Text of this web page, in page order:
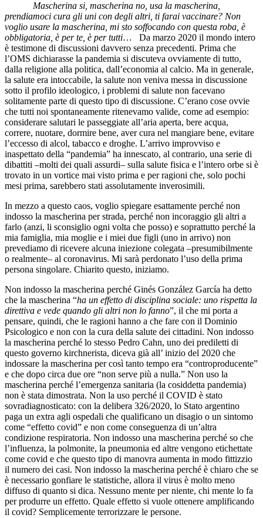
Mascherina si, mascherina no, usa la mascherina,
prendiamoci cura gli uni con degli altri, ti farai vaccinare? Non
voglio usare la mascherina, mi sto soffocando con questa roba, è
obbligatoria, è per te, è per tutti… Da marzo 2020 il mondo intero
è testimone di discussioni davvero senza precedenti. Prima che
l’OMS dichiarasse la pandemia si discuteva ovviamente di tutto,
dalla religione alla politica, dall’economia al calcio. Ma in generale,
la salute era intoccabile, la salute non veniva messa in discussione
sotto il profilo ideologico, i problemi di salute non facevano
solitamente parte di questo tipo di discussione. C’erano cose ovvie
che tutti noi spontaneamente ritenevamo valide, come ad esempio:
considerare salutari le passeggiate all’aria aperta, bere acqua,
correre, nuotare, dormire bene, aver cura nel mangiare bene, evitare
l’eccesso di alcol, tabacco e droghe. L’arrivo improvviso e
inaspettato della “pandemia” ha innescato, al contrario, una serie di
dibattiti –molti dei quali assurdi– sulla salute fisica e l’intero orbe si è
trovato in un vortice mai visto prima e per ragioni che, solo pochi
mesi prima, sarebbero stati assolutamente inverosimili.
In mezzo a questo caos, voglio spiegare esattamente perché non
indosso la mascherina per strada, perché non incoraggio gli altri a
farlo (anzi, li sconsiglio ogni volta che posso) e soprattutto perché la
mia famiglia, mia moglie e i miei due figli (uno in arrivo) non
prevediamo di ricevere alcuna iniezione colegata –presumibilmente
o realmente– al coronavirus. Mi sarà perdonato l’uso della prima
persona singolare. Chiarito questo, iniziamo.
Non indosso la mascherina perché Ginés González García ha detto
che la mascherina “ha un effetto di disciplina sociale: uno rispetta la
direttiva e vede quando gli altri non lo fanno”, il che mi porta a
pensare, quindi, che le ragioni hanno a che fare con il Dominio
Psicologico e non con la cura della salute dei cittadini. Non indosso
la mascherina perché lo stesso Pedro Cahn, uno dei prediletti di
questo governo kirchnerista, diceva già all’ inizio del 2020 che
indossare la mascherina per così tanto tempo era “controproducente”
e che dopo circa due ore “non serve più a nulla.” Non uso la
mascherina perché l’emergenza sanitaria (la cosiddetta pandemia)
non è stata dimostrata. Non la uso perché il COVID è stato
sovradiagnosticato: con la delibera 326/2020, lo Stato argentino
paga un extra agli ospedali che qualificano un disagio o un sintomo
come “effetto covid” e non come conseguenza di un’altra
condizione respiratoria. Non indosso una mascherina perché so che
l’influenza, la polmonite, la pneumonia ed altre vengono etichettate
come covid e che questo tipo di manovra aumenta in modo fittizzio
il numero dei casi. Non indosso la mascherina perché è chiaro che se
è necessario gonfiare le statistiche, allora il virus è molto meno
diffuso di quanto si dica. Nessuno mente per niente, chi mente lo fa
per produrre un effetto. Quale effetto si vuole ottenere amplificando
il covid? Semplicemente terrorizzare le persone.